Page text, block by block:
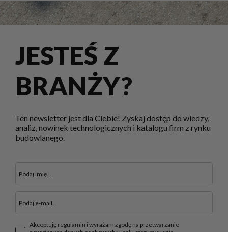
JESTEŚ Z
BRANŻY?
Ten newsletter jest dla Ciebie! Zyskaj dostęp do wiedzy,
analiz, nowinek technologicznych i katalogu firm z rynku
budowlanego.
Akceptuję regulamin i wyrażam zgodę na przetwarzanie